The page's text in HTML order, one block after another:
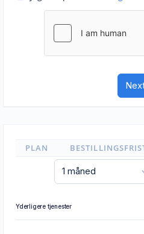
PLAN
Yderligere tjenester